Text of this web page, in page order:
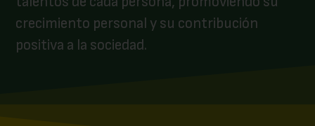
crecimiento personal y su contribución
positiva a la sociedad.